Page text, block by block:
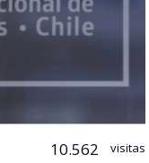
10.562 visitas